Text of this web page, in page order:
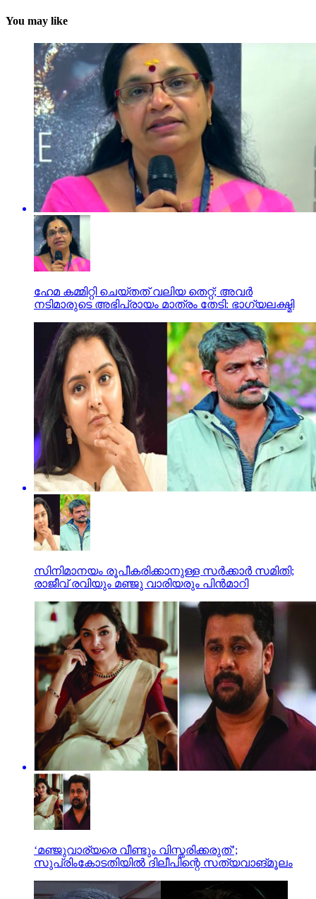
You may like
ഹേമ കമ്മിറ്റി ചെയ്തത് വലിയ തെറ്റ്; അവര്‍
നടിമാരുടെ അഭിപ്രായം മാത്രം തേടി: ഭാഗ്യലക്ഷ്മി
സിനിമാനയം രൂപീകരിക്കാനുള്ള സര്‍ക്കാര്‍ സമിതി;
രാജീവ് രവിയും മഞ്ജു വാരിയരും പിന്‍മാറി
‘മഞ്ജുവാര്യരെ വീണ്ടും വിസ്തരിക്കരുത്’;
സുപ്രിംകോടതിയില്‍ ദിലീപിന്റെ സത്യവാങ്മൂലം